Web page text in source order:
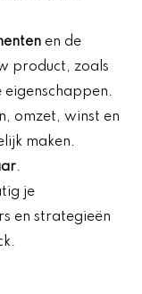
en de
product, zoals
eigenschappen.
omzet, winst en
maken.
.
je
en strategieën